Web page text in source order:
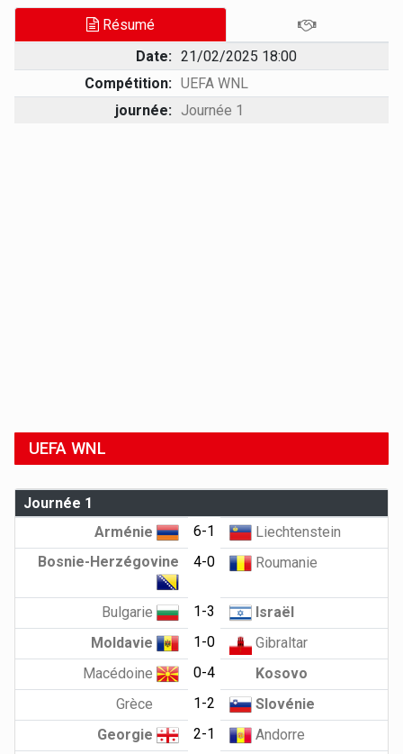
Résumé
Date: 21/02/2025 18:00
Compétition: UEFA WNL
journée: Journée 1
UEFA WNL
Journée 1
Arménie
6-1
Liechtenstein
Bosnie-Herzégovine
4-0 Roumanie
Bulgarie 1-3
Israël
Moldavie
1-0
Gibraltar
Macédoine
0-4
Kosovo
Grèce
1-2
Slovénie
Georgie
2-1
Andorre